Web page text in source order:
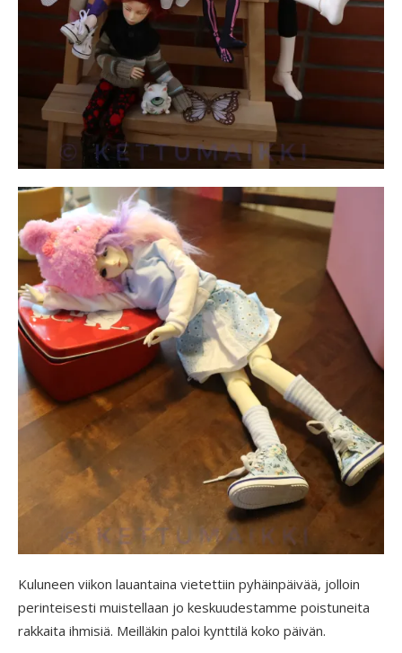
Kuluneen viikon lauantaina vietettiin pyhäinpäivää, jolloin
perinteisesti muistellaan jo keskuudestamme poistuneita
rakkaita ihmisiä. Meilläkin paloi kynttilä koko päivän.